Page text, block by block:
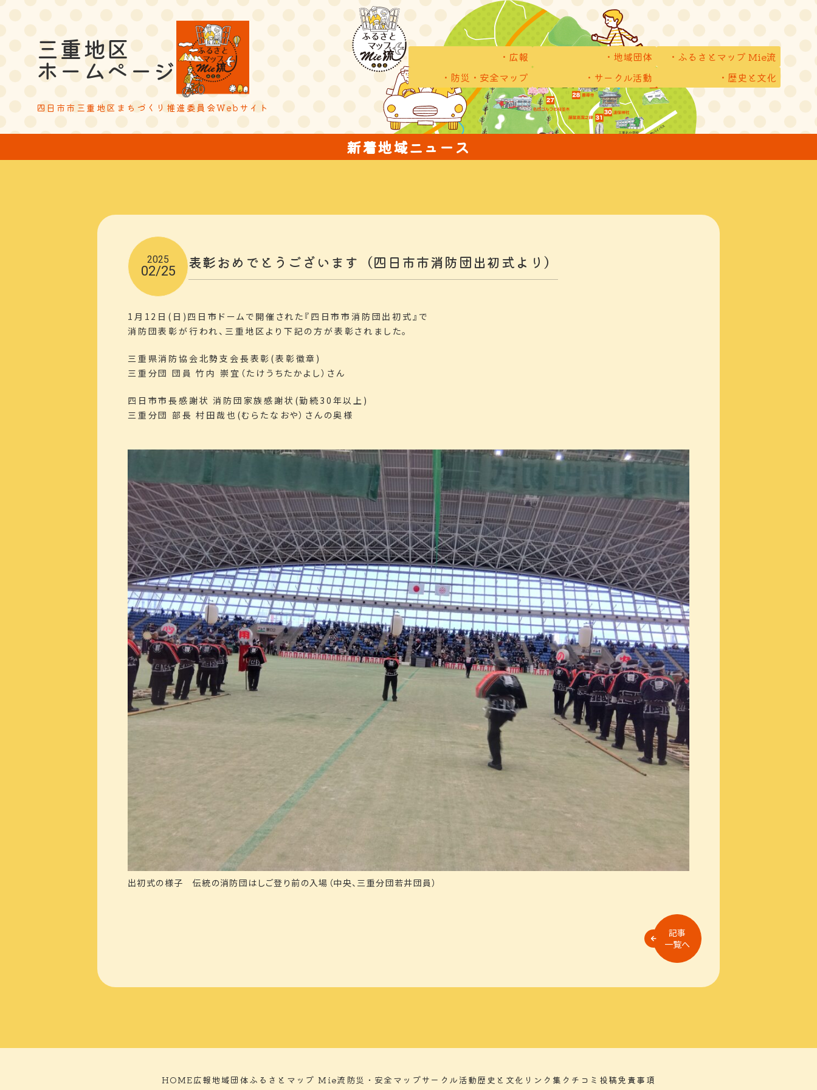
三重地区
ホームページ
四日市市三重地区まちづくり推進委員会Webサイト
広報 地域団体
ふるさとマップ Mie流
防災・安全マップ
サークル活動 歴史と文化
新着地域ニュース
2025
02/25 表彰おめでとうございます（四日市市消防団出初式より）
1月12日(日)四日市ドームで開催された『四日市市消防団出初式』で
消防団表彰が行われ、三重地区より下記の方が表彰されました。
三重県消防協会北勢支会長表彰(表彰徽章)
三重分団 団員 竹内 崇宜（たけうちたかよし）さん
四日市市長感謝状 消防団家族感謝状(勤続30年以上)
三重分団 部長 村田哉也(むらたなおや）さんの奥様
出初式の様子 伝統の消防団はしご登り前の入場（中央、三重分団若井団員）
記事
一覧へ
HOME広報地域団体ふるさとマップ Mie流 防災・安全マップサークル活動歴史と文化 リンク集 クチコミ投稿免責事項